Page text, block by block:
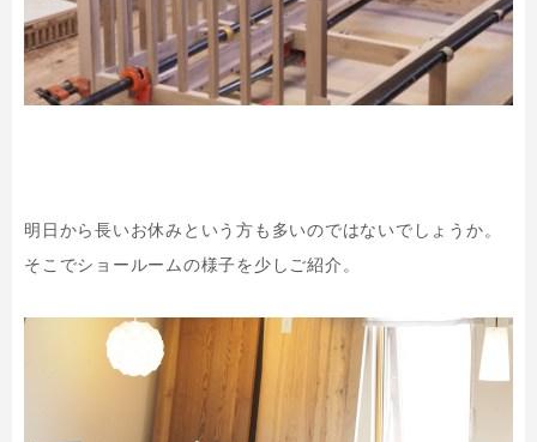
明日から長いお休みという方も多いのではないでしょうか。
そこでショールームの様子を少しご紹介。